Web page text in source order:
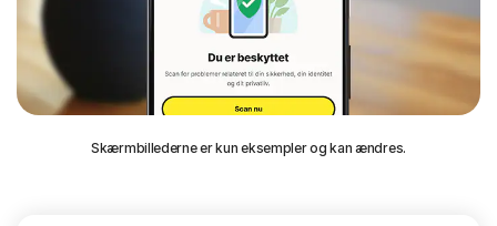
Skærmbillederne er kun eksempler og kan ændres.